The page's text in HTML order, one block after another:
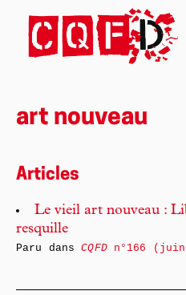
art nouveau
Articles
Le vieil art nouveau :
resquille
Paru dansCQFDn°166 (juin